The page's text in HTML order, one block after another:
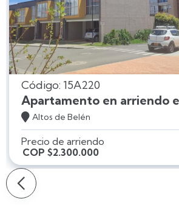
Código: 15A220
Apartamento en arriendo
 Altos de Belén
Precio de arriendo
COP $2.300.000